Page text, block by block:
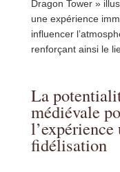
Dragon Tower »
une expérience
influencer
renforçant ainsi le
La
médiévale
fidélisation